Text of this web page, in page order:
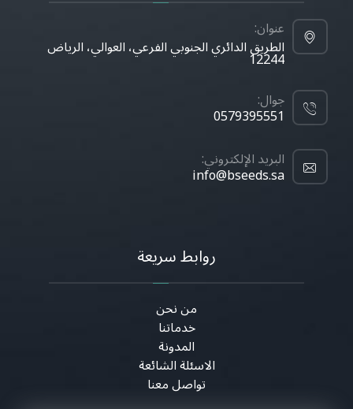
عنوان:
الطريق الدائري الجنوبي الفرعي، العوالي، الرياض
12244
جوال:
0579395551
البريد الإلكتروني:
info@bseeds.sa
روابط سريعة
من نحن
خدماتنا
المدونة
الاسئلة الشائعة
تواصل معنا